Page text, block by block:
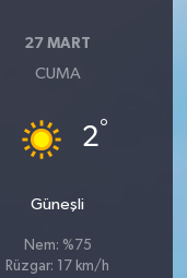
27 MART
CUMA
2°
Güneşli
Nem: %75
Rüzgar: 17 km/h